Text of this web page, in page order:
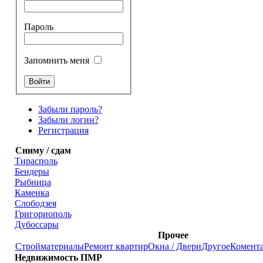
Пароль
Запомнить меня
Забыли пароль?
Забыли логин?
Регистрация
Сниму / сдам
Тирасполь
Бендеры
Рыбница
Каменка
Слободзея
Григориополь
Дубоссары
Прочее
СтройматериалыРемонт квартирОкна / ДвериДругое
Недвижимость ПМР